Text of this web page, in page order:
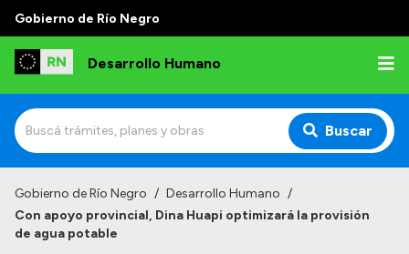
Gobierno de Río Negro
Desarrollo Humano
Buscar
Institucional
Gobierno de Río Negro / Desarrollo Humano /
Con apoyo provincial, Dina Huapi optimizará la provisión
de agua potable